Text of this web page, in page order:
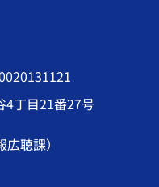
4丁目21番27号
聴課）